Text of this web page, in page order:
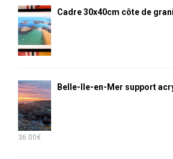
Cadre 30x40cm côte de
Belle-Ile-en-Mer support
36.00€